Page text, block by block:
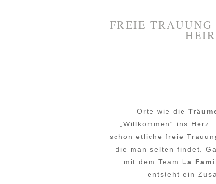
FREIE
Orte wie die
„Willkommen“ ins
schon etliche freie
die man selten findet.
mit dem Team La
entsteht ein